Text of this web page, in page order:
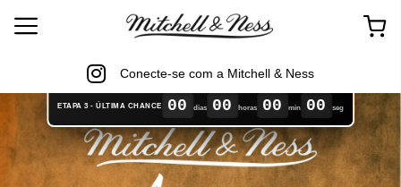
Conecte-se com a Mitchell & Ness
ETAPA 3 - ÚLTIMA CHANCE 00 dias 00 horas 00 min 00 seg